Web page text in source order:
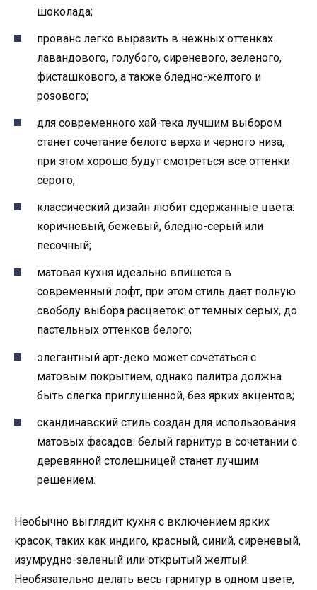
шоколада;
прованс легко выразить в нежных оттенках
лавандового, голубого, сиреневого, зеленого,
фисташкового, а также бледно-желтого и
розового;
для современного хай-тека лучшим выбором
станет сочетание белого верха и черного низа,
при этом хорошо будут смотреться все оттенки
серого;
классический дизайн любит сдержанные цвета:
коричневый, бежевый, бледно-серый или
песочный;
матовая кухня идеально впишется в
современный лофт, при этом стиль дает полную
свободу выбора расцветок: от темных серых, до
пастельных оттенков белого;
элегантный арт-деко может сочетаться с
матовым покрытием, однако палитра должна
быть слегка приглушенной, без ярких акцентов;
скандинавский стиль создан для использования
матовых фасадов: белый гарнитур в сочетании с
деревянной столешницей станет лучшим
решением.
Необычно выглядит кухня с включением ярких
красок, таких как индиго, красный, синий, сиреневый,
изумрудно-зеленый или открытый желтый.
Необязательно делать весь гарнитур в одном цвете,